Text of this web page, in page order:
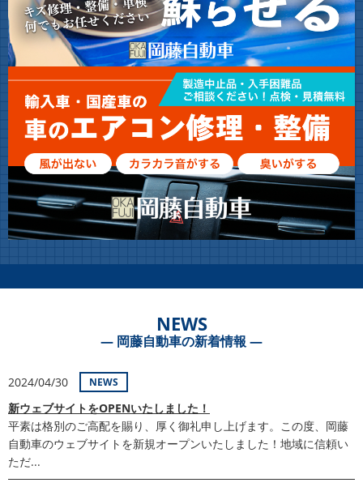
NEWS
― 岡藤自動車の新着情報 ―
2024/04/30 NEWS
新ウェブサイトをOPENいたしました！
平素は格別のご高配を賜り、厚く御礼申し上げます。この度、岡藤
自動車のウェブサイトを新規オープンいたしました！地域に信頼い
ただ...